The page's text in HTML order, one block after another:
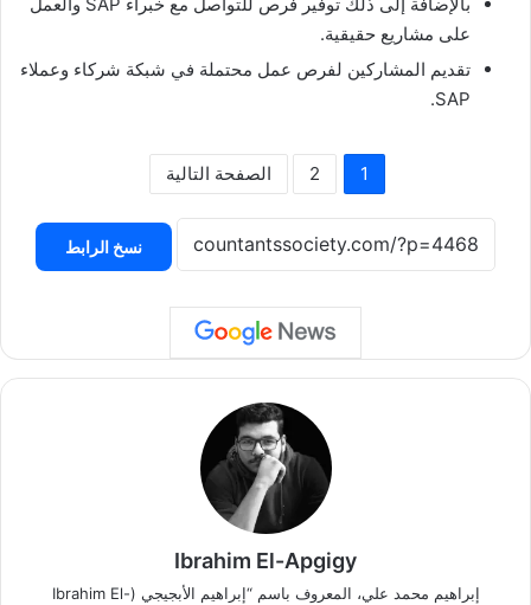
بالإضافة إلى ذلك توفير فرص للتواصل مع خبراء SAP والعمل
على مشاريع حقيقية.
تقديم المشاركين لفرص عمل محتملة في شبكة شركاء وعملاء
SAP.
1
2 الصفحة التالية
نسخ الرابط
Ibrahim El-Apgigy
إبراهيم محمد علي، المعروف باسم “إبراهيم الأبجيجي (Ibrahim El-